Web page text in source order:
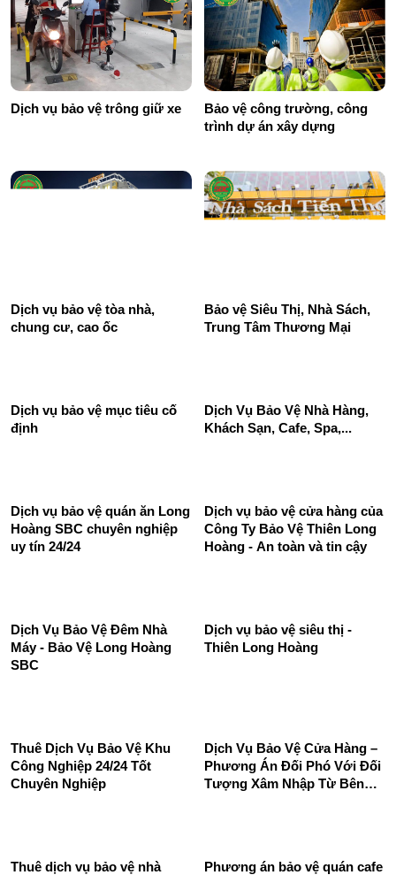
Dịch vụ bảo vệ trông giữ xe
Bảo vệ công trường, công
trình dự án xây dựng
Dịch vụ bảo vệ tòa nhà,
chung cư, cao ốc
Bảo vệ Siêu Thị, Nhà Sách,
Trung Tâm Thương Mại
Dịch vụ bảo vệ mục tiêu cố
định
Dịch Vụ Bảo Vệ Nhà Hàng,
Khách Sạn, Cafe, Spa,...
Dịch vụ bảo vệ quán ăn Long
Hoàng SBC chuyên nghiệp
uy tín 24/24
Dịch vụ bảo vệ cửa hàng của
Công Ty Bảo Vệ Thiên Long
Dịch Vụ Bảo Vệ Đêm Nhà
Máy - Bảo Vệ Long Hoàng
SBC
Dịch vụ bảo vệ siêu thị -
Thiên Long Hoàng